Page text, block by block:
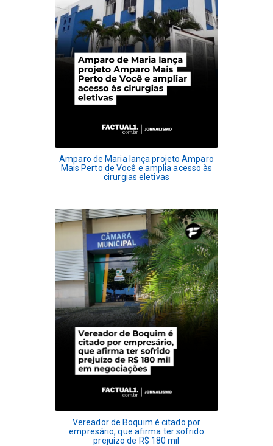
Amparo de Maria lança projeto Amparo
Mais Perto de Você e amplia acesso às
cirurgias eletivas
Vereador de Boquim é citado por
empresário, que afirma ter sofrido
prejuízo de R$ 180 mil